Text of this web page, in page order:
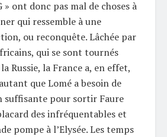
» ont donc pas mal de choses à
qui ressemble à une
ou reconquête. Lâchée par
qui se sont tournés
Russie, la France a, en effet,
que Lomé a besoin de
suffisante pour sortir Faure
des infréquentables et
pompe à l’Elysée. Les temps